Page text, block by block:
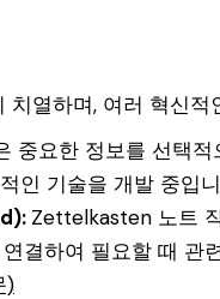
열하며, 여러 혁신
중요한 정보를 선택
인 기술을 개발 중입
Zettelkasten 노트
결하여 필요할 때 관
)